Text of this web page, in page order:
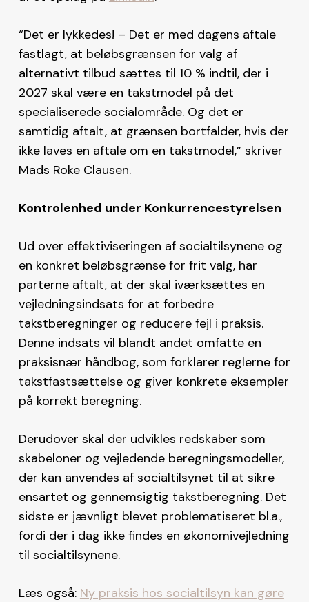
“Det er lykkedes! – Det er med dagens aftale
fastlagt, at beløbsgrænsen for valg af
alternativt tilbud sættes til 10 % indtil, der i
2027 skal være en takstmodel på det
specialiserede socialområde. Og det er
samtidig aftalt, at grænsen bortfalder, hvis der
ikke laves en aftale om en takstmodel,” skriver
Mads Roke Clausen.
Kontrolenhed under Konkurrencestyrelsen
Ud over effektiviseringen af socialtilsynene og
en konkret beløbsgrænse for frit valg, har
parterne aftalt, at der skal iværksættes en
vejledningsindsats for at forbedre
takstberegninger og reducere fejl i praksis.
Denne indsats vil blandt andet omfatte en
praksisnær håndbog, som forklarer reglerne for
takstfastsættelse og giver konkrete eksempler
på korrekt beregning.
Derudover skal der udvikles redskaber som
skabeloner og vejledende beregningsmodeller,
der kan anvendes af socialtilsynet til at sikre
ensartet og gennemsigtig takstberegning. Det
sidste er jævnligt blevet problematiseret bl.a.,
fordi der i dag ikke findes en økonomivejledning
til socialtilsynene.
Læs også: Ny praksis hos socialtilsyn kan gøre